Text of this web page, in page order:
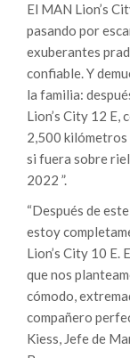
El MAN Lion’s
pasando por
exuberantes
confiable. Y
la familia:
Lion’s City 12 E,
2,500 kilómetros
si fuera sobre
2022 ”.
“Después de
estoy
Lion’s City 10 E.
que nos
cómodo,
compañero
Kiess, Jefe de